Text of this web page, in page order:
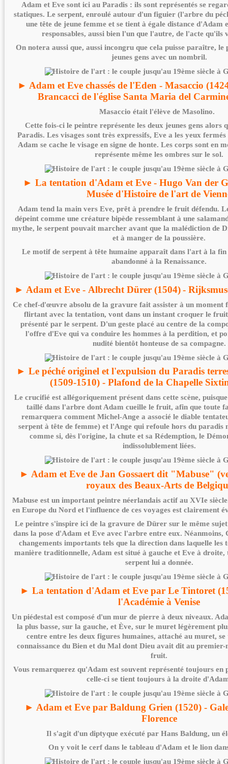
Adam et Eve sont ici au Paradis : ils sont représentés se
statiques. Le serpent, enroulé autour d'un figuier (l'arbre du
une tête de jeune femme et se tient à égale distance d'Adam
responsables, aussi bien l'un que l'autre, de l'acte qu'ils
On notera aussi que, aussi incongru que cela puisse paraître, le
jeunes gens avec un nombril.
► Adam et Eve chassés de l'Eden - Masaccio
Brancacci de l'église Santa Maria del
Masaccio était l'élève de Masolino.
Cette fois-ci le peintre représente les deux jeunes gens alors
Paradis. Les visages sont très expressifs, Eve a les yeux
Adam se cache le visage en signe de honte. Les corps sont en
représente même les ombres sur le sol.
► La tentation d'Adam et Eve - Hugo Van der
Musée d'Histoire de l'art de
Adam tend la main vers Eve, prêt à prendre le fruit défendu.
dépeint comme une créature bipède ressemblant à une
mythe, le serpent pouvait marcher avant que la malédiction de
et à manger de la poussière.
Le motif de serpent à tête humaine apparaît dans l'art à la
abandonné à la Renaissance.
► Adam et Eve - Albrecht Dürer (1504) -
Ce chef-d'œuvre absolu de la gravure fait assister à un moment
flirtant avec la tentation, vont dans un instant croquer le
présenté par le serpent. D'un geste placé au centre de la
l'offre d'Eve qui va conduire les hommes à la perdition, et
nudité bientôt honteuse de sa compagne.
► Le péché originel et l'expulsion du Paradis
(1509-1510) - Plafond de la Chapelle
Le crucifié est allégoriquement présent dans cette scène,
taillé dans l'arbre dont Adam cueille le fruit, afin que toute
remarquera comment Michel-Ange a associé le diable
serpent à tête de femme) et l'Ange qui refoule hors du paradis
comme si, dès l'origine, la chute et sa Rédemption, le
indissolublement liées.
► Adam et Eve de Jan Gossaert dit "Mabuse"
royaux des Beaux-Arts de
Mabuse est un important peintre néerlandais actif au XVIe
en Europe du Nord et l'influence de ces voyages est clairement
Le peintre s'inspire ici de la gravure de Dürer sur le même
dans la pose d'Adam et Eve avec l'arbre entre eux. Néanmoins,
changements importants tels que la direction dans laquelle les
manière traditionnelle, Adam est situé à gauche et Eve à droite,
serpent lui a donnée.
► La tentation d'Adam et Eve par Le Tintoret
l'Académie à Venise
Un piédestal est composé d'un mur de pierre à deux niveaux.
la plus basse, sur la gauche, et Ève, sur le muret légèrement
centre entre les deux figures humaines, attaché au muret,
connaissance du Bien et du Mal dont Dieu avait dit au premier-
fruit.
Vous remarquerez qu'Adam est souvent représenté toujours en
celle-ci se tient toujours à la droite
► Adam et Eve par Baldung Grien (1520) -
Florence
Il s'agit d'un diptyque exécuté par Hans Baldung, un
On y voit le cerf dans le tableau d'Adam et le lion